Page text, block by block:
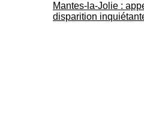
Mantes-la-Jolie :
disparition